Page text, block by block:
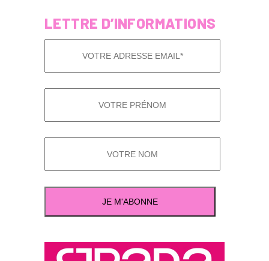
LETTRE D’INFORMATIONS